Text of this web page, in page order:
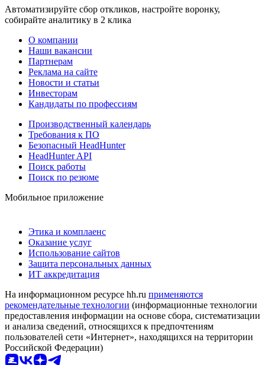
Автоматизируйте сбор откликов, настройте воронку,
собирайте аналитику в 2 клика
О компании
Наши вакансии
Партнерам
Реклама на сайте
Новости и статьи
Инвесторам
Кандидаты по профессиям
Производственный календарь
Требования к ПО
Безопасный HeadHunter
HeadHunter API
Поиск работы
Поиск по резюме
Мобильное приложение
Этика и комплаенс
Оказание услуг
Использование сайтов
Защита персональных данных
ИТ аккредитация
На информационном ресурсе hh.ru применяются
рекомендательные технологии (информационные технологии
предоставления информации на основе сбора, систематизации
и анализа сведений, относящихся к предпочтениям
пользователей сети «Интернет», находящихся на территории
Российской Федерации)